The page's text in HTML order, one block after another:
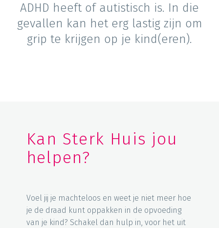
ADHD heeft of autistisch is. In die
gevallen kan het erg lastig zijn om
grip te krijgen op je kind(eren).
Kan Sterk Huis jou
helpen?
Voel jij je machteloos en weet je niet meer hoe
je de draad kunt oppakken in de opvoeding
van je kind? Schakel dan hulp in, voor het uit